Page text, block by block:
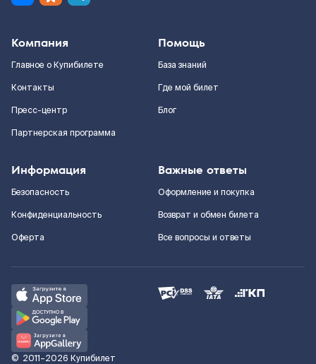
Компания
Главное о Купибилете
Контакты
Пресс-центр
Партнерская программа
Помощь
База знаний
Где мой билет
Блог
Информация
Безопасность
Конфиденциальность
Оферта
Важные ответы
Оформление и покупка
Возврат и обмен билета
Все вопросы и ответы
© 2011–2026 Купибилет